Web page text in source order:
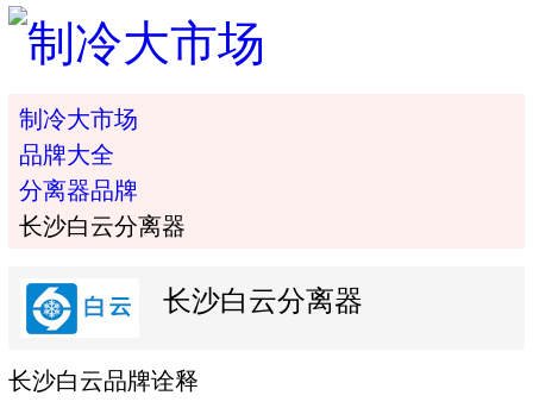
制冷大市场
品牌大全
分离器品牌
长沙白云分离器
长沙白云分离器
长沙白云品牌诠释